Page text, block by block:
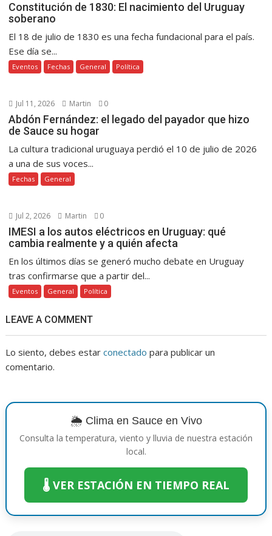
Constitución de 1830: El nacimiento del Uruguay
soberano
El 18 de julio de 1830 es una fecha fundacional para el país.
Ese día se...
Eventos Fechas General Política
Jul 11, 2026 Martin 0
Abdón Fernández: el legado del payador que hizo
de Sauce su hogar
La cultura tradicional uruguaya perdió el 10 de julio de 2026
a una de sus voces...
Fechas General
Jul 2, 2026 Martin 0
IMESI a los autos eléctricos en Uruguay: qué
cambia realmente y a quién afecta
En los últimos días se generó mucho debate en Uruguay
tras confirmarse que a partir del...
Eventos General Política
LEAVE A COMMENT
Lo siento, debes estarconectado para publicar un
comentario.
🌦️ Clima en Sauce en Vivo
Consulta la temperatura, viento y lluvia de nuestra estación
local.
🌡️ VER ESTACIÓN EN TIEMPO REAL